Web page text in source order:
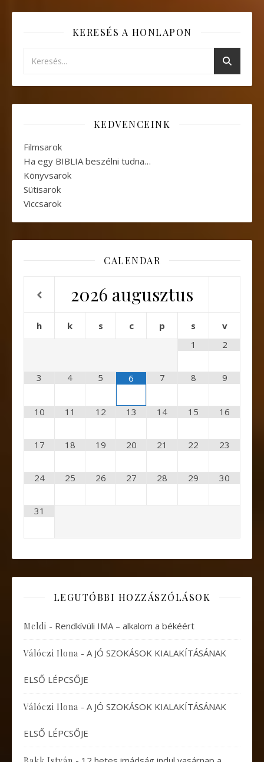
KERESÉS A HONLAPON
KEDVENCEINK
Filmsarok
Ha egy BIBLIA beszélni tudna…
Könyvsarok
Sütisarok
Viccsarok
CALENDAR
2026 augusztus
h k s c p s
v
1
2
3 4 5 6 7 8 9
10 11 12 13 14 15 16
17 18 19 20 21 22 23
24 25 26 27 28 29 30
31
LEGUTÓBBI HOZZÁSZÓLÁSOK
Meldi - Rendkívüli IMA – alkalom a békéért
Válóczi Ilona - A JÓ SZOKÁSOK KIALAKÍTÁSÁNAK
ELSŐ LÉPCSŐJE
Válóczi Ilona - A JÓ SZOKÁSOK KIALAKÍTÁSÁNAK
ELSŐ LÉPCSŐJE